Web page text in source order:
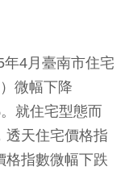
年4月臺南市住宅
微幅下降
就住宅型態而
透天住宅價格指
格指數微幅下跌